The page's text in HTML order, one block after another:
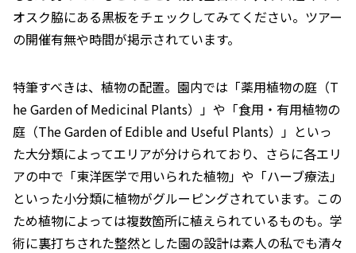
オスク脇にある黒板をチェックしてみてください。ツアー
の開催有無や時間が掲示されています。
特筆すべきは、植物の配置。園内では「薬用植物の庭（T
he Garden of Medicinal Plants）」や「食用・有用植物の
庭（The Garden of Edible and Useful Plants）」といっ
た大分類によってエリアが分けられており、さらに各エリ
アの中で「東洋医学で用いられた植物」や「ハーブ療法」
といった小分類に植物がグルーピングされています。この
ため植物によっては複数箇所に植えられているものも。学
術に裏打ちされた整然とした園の設計は素人の私でも清々